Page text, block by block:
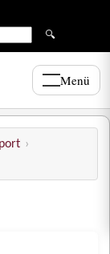
🔍
Menü